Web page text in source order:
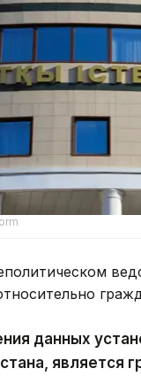
данных
является